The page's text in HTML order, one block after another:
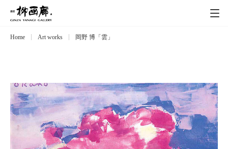
Exhibitions
Artists 作家
Art works 作品一覧
Home Art works 岡野 博「雲」